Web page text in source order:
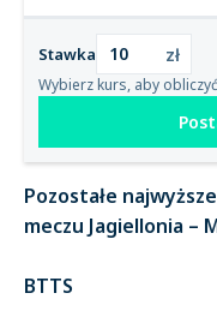
Stawka zł
Wybierz kurs, aby
Pozostałe
meczu Jagiellonia –
BTTS